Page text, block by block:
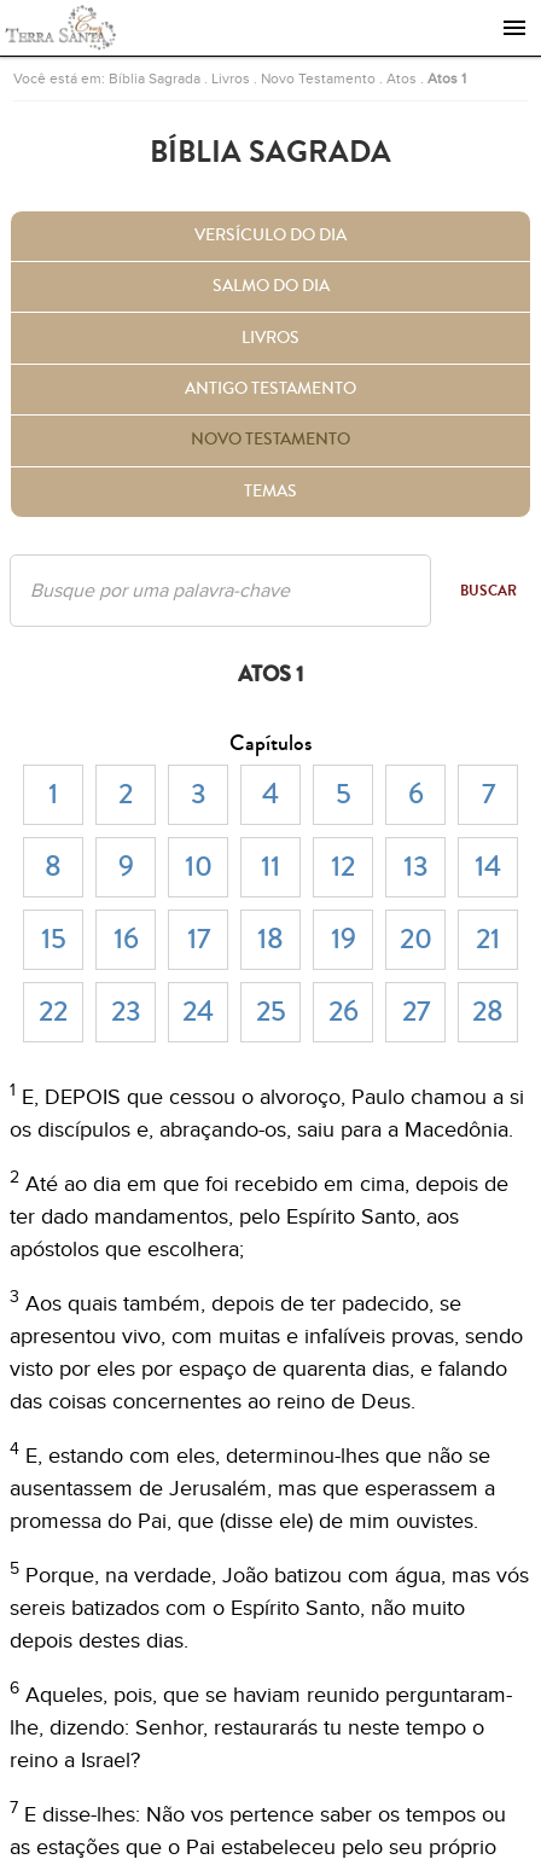
Ir para a página inicial
Você está em: Bíblia Sagrada Livros Novo Testamento .Atos .Atos 1
BÍBLIA SAGRADA
VERSÍCULO DO DIA
SALMO DO DIA
LIVROS
ANTIGO TESTAMENTO
NOVO TESTAMENTO
TEMAS
BUSCAR
ATOS 1
1 E, DEPOIS que cessou o alvoroço, Paulo chamou a si
os discípulos e, abraçando-os, saiu para a Macedônia.
2 Até ao dia em que foi recebido em cima, depois de
ter dado mandamentos, pelo Espírito Santo, aos
apóstolos que escolhera;
3 Aos quais também, depois de ter padecido, se
apresentou vivo, com muitas e infalíveis provas, sendo
visto por eles por espaço de quarenta dias, e falando
das coisas concernentes ao reino de Deus.
4 E, estando com eles, determinou-lhes que não se
ausentassem de Jerusalém, mas que esperassem a
promessa do Pai, que (disse ele) de mim ouvistes.
5 Porque, na verdade, João batizou com água, mas vós
sereis batizados com o Espírito Santo, não muito
depois destes dias.
6 Aqueles, pois, que se haviam reunido perguntaram-
lhe, dizendo: Senhor, restaurarás tu neste tempo o
reino a Israel?
7 E disse-lhes: Não vos pertence saber os tempos ou
as estações que o Pai estabeleceu pelo seu próprio
Capítulos
1 2 3 4 5 6
7
8
9 10 11 12 13
14
15
16 17 18 19 20
21
22
23 24 25 26 27 28